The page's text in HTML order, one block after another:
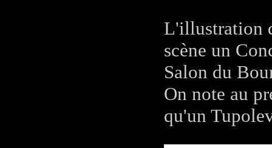
L'illustration
scène un
Salon du
On note au
qu'un